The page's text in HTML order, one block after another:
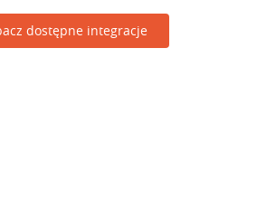
dostępne integracje